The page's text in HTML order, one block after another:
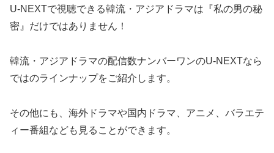
U-NEXTで視聴できる韓流・アジアドラマは『私の男の秘
密』だけではありません！
韓流・アジアドラマの配信数ナンバーワンのU-NEXTなら
ではのラインナップをご紹介します。
その他にも、海外ドラマや国内ドラマ、アニメ、バラエテ
ィー番組なども見ることができます。